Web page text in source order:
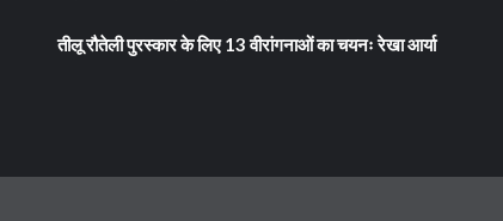
तीलू रौतेली पुरस्कार के लिए 13 वीरांगनाओं का चयनः रेखा आर्या